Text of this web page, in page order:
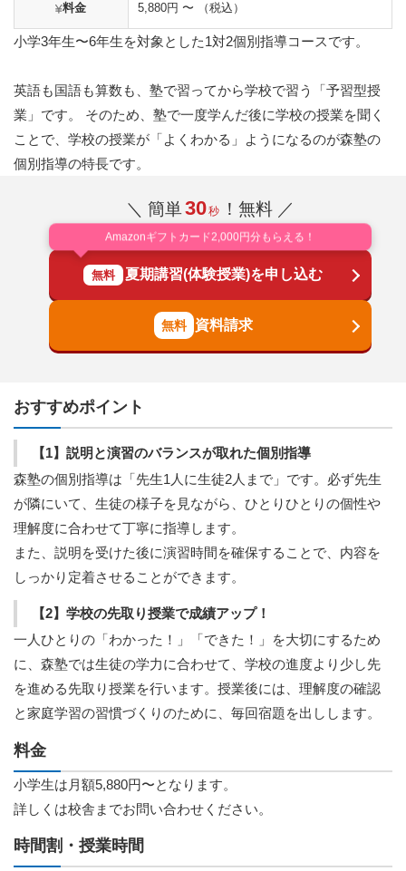
料金 5,880円 〜 （税込）
小学3年生〜6年生を対象とした1対2個別指導コースです。
英語も国語も算数も、塾で習ってから学校で習う「予習型授
業」です。 そのため、塾で一度学んだ後に学校の授業を聞く
ことで、学校の授業が「よくわかる」ようになるのが森塾の
個別指導の特長です。
＼ 簡単30秒 ！無料 ／
Amazonギフトカード2,000円分もらえる！
無料 夏期講習(体験授業)を申し込む
資料請求
おすすめポイント
【1】説明と演習のバランスが取れた個別指導
森塾の個別指導は「先生1人に生徒2人まで」です。必ず先生
が隣にいて、生徒の様子を見ながら、ひとりひとりの個性や
理解度に合わせて丁寧に指導します。
また、説明を受けた後に演習時間を確保することで、内容を
しっかり定着させることができます。
【2】学校の先取り授業で成績アップ！
一人ひとりの「わかった！」「できた！」を大切にするため
に、森塾では生徒の学力に合わせて、学校の進度より少し先
を進める先取り授業を行います。授業後には、理解度の確認
と家庭学習の習慣づくりのために、毎回宿題を出しします。
料金
小学生は月額5,880円〜となります。
詳しくは校舎までお問い合わせください。
時間割・授業時間